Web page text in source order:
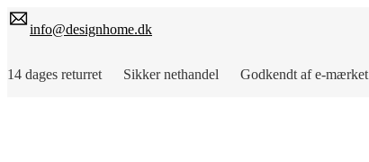
info@designhome.dk
14 dages returret Sikker nethandel Godkendt af e-mærket